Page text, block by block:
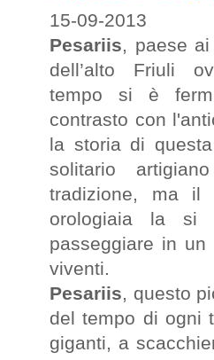
15-09-2013
Pesariis, paese
dell’alto Friuli
tempo si è
contrasto con
la storia di
solitario
tradizione, ma il
orologiaia la si
passeggiare in
viventi.
Pesariis, questo
del tempo di ogni
giganti, a